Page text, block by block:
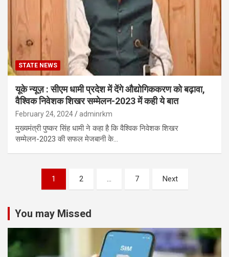
STATE NEWS
यूके न्यूज़ : सीएम धामी प्रदेश में देंगे औद्योगिककरण को बढ़ावा,
वैश्विक निवेशक शिखर सम्मेलन-2023 में कही ये बात
February 24, 2024 adminrkm
मुख्यमंत्री पुष्कर सिंह धामी ने कहा है कि वैश्विक निवेशक शिखर
सम्मेलन-2023 की सफल मेजबानी के…
pagination
1 2 … 7 Next
You may Missed